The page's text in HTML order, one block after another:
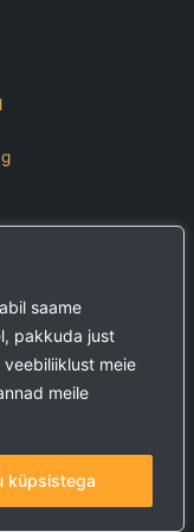
saame
pakkuda just
veebiliiklust meie
meile
küpsistega
15)